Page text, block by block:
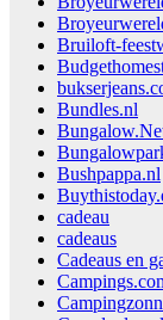
Bruiloft-
Bundles.nl
Bushpappa.nl
cadeau
cadeaus
Cadeaus en